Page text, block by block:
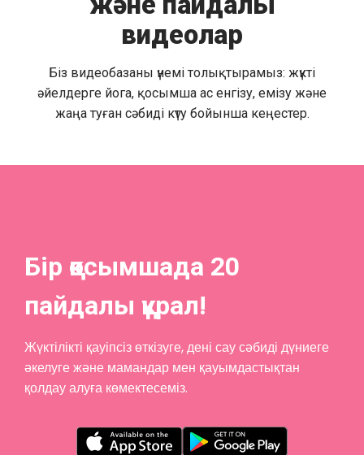
видеолар
Біз видеобазаны үнемі толықтырамыз: жүкті
әйелдерге йога, қосымша ас енгізу, емізу және
жаңа туған сәбиді күту бойынша кеңестер.
Бір қосымшада 20
пайдалы құрал!
Жүктілікті қауіпсіз өткізуге, дені сау сәбиді дүниеге
әкелуге және мамандар мен қауымдастықтан
қолдау алуға көмектесеміз.